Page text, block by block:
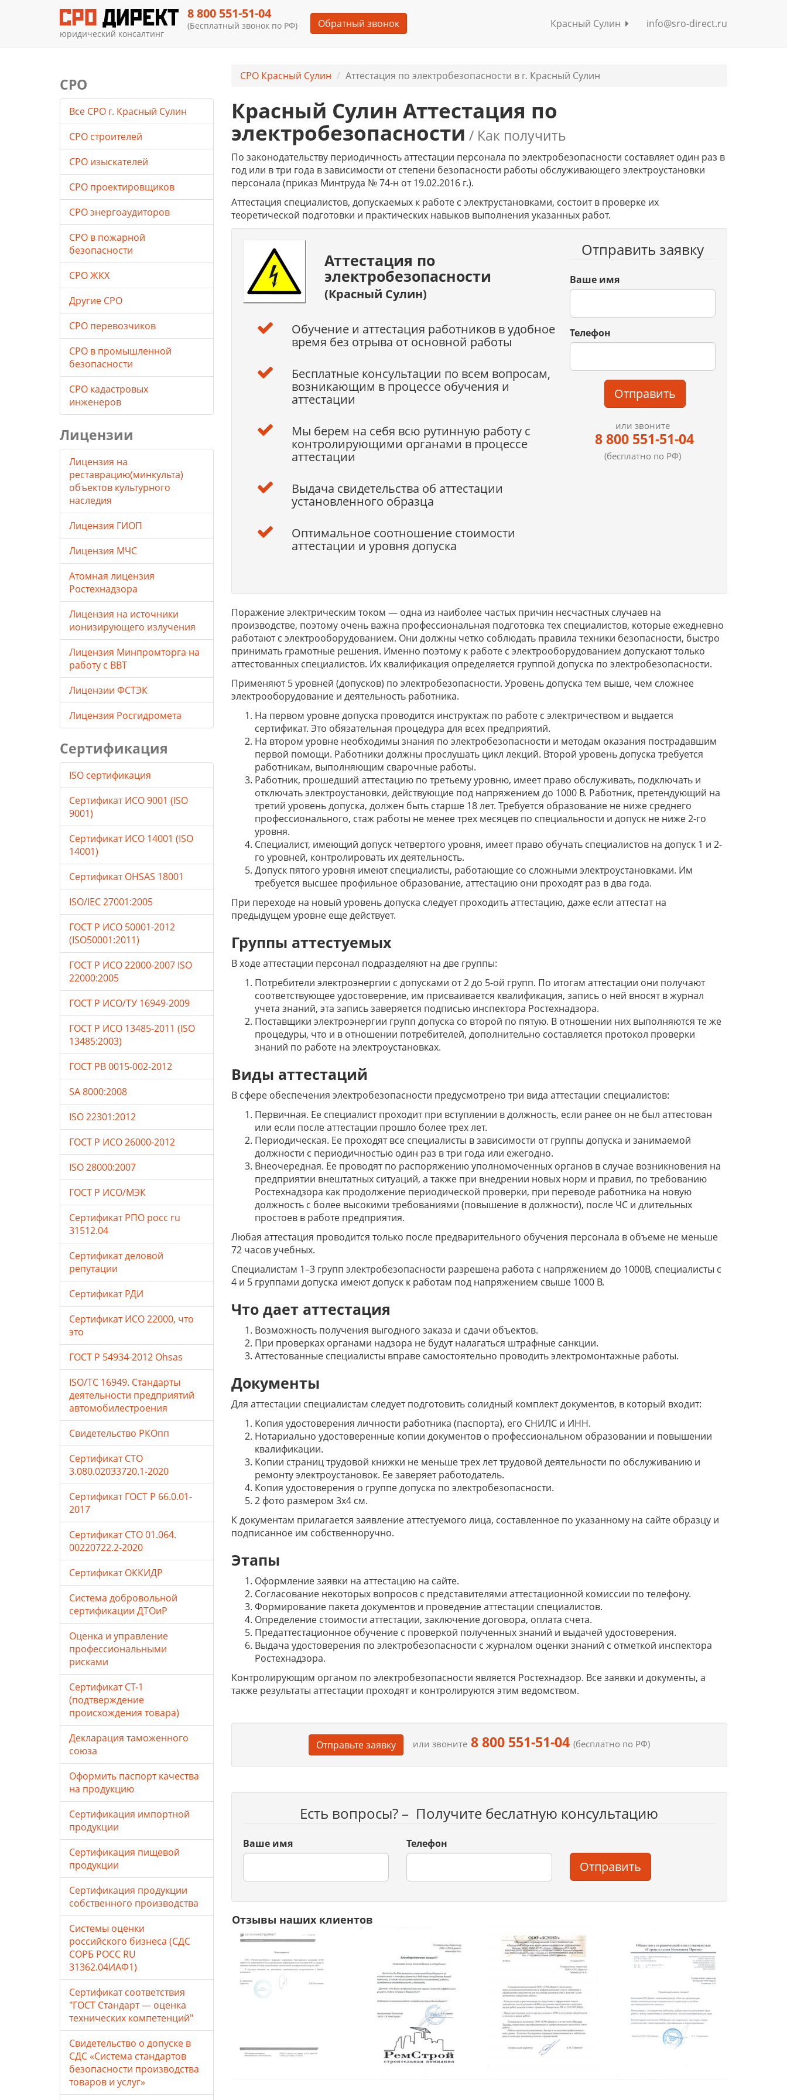
юридический консалтинг
8 800 551-51-04
(Бесплатный звонок по РФ) Обратный звонок Красный Сулин info@sro-direct.ru
СРО Красный Сулин Аттестация по электробезопасности в г. Красный Сулин
Красный Сулин Аттестация по
электробезопасности / Как получить
По законодательству периодичность аттестации персонала по электробезопасности составляет один раз в
год или в три года в зависимости от степени безопасности работы обслуживающего электроустановки
персонала (приказ Минтруда № 74-н от 19.02.2016 г.).
Аттестация специалистов, допускаемых к работе с электрустановками, состоит в проверке их
теоретической подготовки и практических навыков выполнения указанных работ.
Аттестация по
электробезопасности
(Красный Сулин)
Обучение и аттестация работников в удобное
время без отрыва от основной работы
Бесплатные консультации по всем вопросам,
возникающим в процессе обучения и
аттестации
Мы берем на себя всю рутинную работу с
контролирующими органами в процессе
аттестации
Выдача свидетельства об аттестации
установленного образца
Оптимальное соотношение стоимости
аттестации и уровня допуска
Отправить заявку
Ваше имя
Телефон
Отправить
или звоните
8 800 551-51-04
(бесплатно по РФ)
Поражение электрическим током — одна из наиболее частых причин несчастных случаев на
производстве, поэтому очень важна профессиональная подготовка тех специалистов, которые ежедневно
работают с электрооборудованием. Они должны четко соблюдать правила техники безопасности, быстро
принимать грамотные решения. Именно поэтому к работе с электрооборудованием допускают только
аттестованных специалистов. Их квалификация определяется группой допуска по электробезопасности.
Применяют 5 уровней (допусков) по электробезопасности. Уровень допуска тем выше, чем сложнее
электрооборудование и деятельность работника.
На первом уровне допуска проводится инструктаж по работе с электричеством и выдается
сертификат. Это обязательная процедура для всех предприятий.
На втором уровне необходимы знания по электробезопасности и методам оказания пострадавшим
первой помощи. Работники должны прослушать цикл лекций. Второй уровень допуска требуется
работникам, выполняющим сварочные работы.
Работник, прошедший аттестацию по третьему уровню, имеет право обслуживать, подключать и
отключать электроустановки, действующие под напряжением до 1000 В. Работник, претендующий на
третий уровень допуска, должен быть старше 18 лет. Требуется образование не ниже среднего
профессионального, стаж работы не менее трех месяцев по специальности и допуск не ниже 2-го
уровня.
Специалист, имеющий допуск четвертого уровня, имеет право обучать специалистов на допуск 1 и 2-
го уровней, контролировать их деятельность.
Допуск пятого уровня имеют специалисты, работающие со сложными электроустановками. Им
требуется высшее профильное образование, аттестацию они проходят раз в два года.
При переходе на новый уровень допуска следует проходить аттестацию, даже если аттестат на
предыдущем уровне еще действует.
Группы аттестуемых
В ходе аттестации персонал подразделяют на две группы:
Потребители электроэнергии с допусками от 2 до 5-ой групп. По итогам аттестации они получают
соответствующее удостоверение, им присваивается квалификация, запись о ней вносят в журнал
учета знаний, эта запись заверяется подписью инспектора Ростехнадзора.
Поставщики электроэнергии групп допуска со второй по пятую. В отношении них выполняются те же
процедуры, что и в отношении потребителей, дополнительно составляется протокол проверки
знаний по работе на электроустановках.
Виды аттестаций
В сфере обеспечения электробезопасности предусмотрено три вида аттестации специалистов:
Первичная. Ее специалист проходит при вступлении в должность, если ранее он не был аттестован
или если после аттестации прошло более трех лет.
Периодическая. Ее проходят все специалисты в зависимости от группы допуска и занимаемой
должности с периодичностью один раз в три года или ежегодно.
Внеочередная. Ее проводят по распоряжению уполномоченных органов в случае возникновения на
предприятии внештатных ситуаций, а также при внедрении новых норм и правил, по требованию
Ростехнадзора как продолжение периодической проверки, при переводе работника на новую
должность с более высокими требованиями (повышение в должности), после ЧС и длительных
простоев в работе предприятия.
Любая аттестация проводится только после предварительного обучения персонала в объеме не меньше
72 часов учебных.
Специалистам 1–3 групп электробезопасности разрешена работа с напряжением до 1000В, специалисты с
4 и 5 группами допуска имеют допуск к работам под напряжением свыше 1000 В.
Что дает аттестация
Возможность получения выгодного заказа и сдачи объектов.
При проверках органами надзора не будут налагаться штрафные санкции.
Аттестованные специалисты вправе самостоятельно проводить электромонтажные работы.
Документы
Для аттестации специалистам следует подготовить солидный комплект документов, в который входит:
Копия удостоверения личности работника (паспорта), его СНИЛС и ИНН.
Нотариально удостоверенные копии документов о профессиональном образовании и повышении
квалификации.
Копии страниц трудовой книжки не меньше трех лет трудовой деятельности по обслуживанию и
ремонту электроустановок. Ее заверяет работодатель.
Копия удостоверения о группе допуска по электробезопасности.
2 фото размером 3х4 см.
К документам прилагается заявление аттестуемого лица, составленное по указанному на сайте образцу и
подписанное им собственноручно.
Этапы
Оформление заявки на аттестацию на сайте.
Согласование некоторых вопросов с представителями аттестационной комиссии по телефону.
Формирование пакета документов и проведение аттестации специалистов.
Определение стоимости аттестации, заключение договора, оплата счета.
Предаттестационное обучение с проверкой полученных знаний и выдачей удостоверения.
Выдача удостоверения по электробезопасности с журналом оценки знаний с отметкой инспектора
Ростехнадзора.
Контролирующим органом по электробезопасности является Ростехнадзор. Все заявки и документы, а
также результаты аттестации проходят и контролируются этим ведомством.
Отправьте заявку или звоните8 800 551-51-04 (бесплатно по РФ)
Есть вопросы? – Получите беслатную консультацию
Ваше имя Телефон
Отправить
Отзывы наших клиентов
СРО
Все СРО г. Красный Сулин
СРО строителей
СРО изыскателей
СРО проектировщиков
СРО энергоаудиторов
СРО в пожарной
безопасности
СРО ЖКХ
Другие СРО
СРО перевозчиков
СРО в промышленной
безопасности
СРО кадастровых
инженеров
Лицензии
Лицензия на
реставрацию(минкульта)
объектов культурного
наследия
Лицензия ГИОП
Лицензия МЧС
Атомная лицензия
Ростехнадзора
Лицензия на источники
ионизирующего излучения
Лицензия Минпромторга на
работу с ВВТ
Лицензии ФСТЭК
Лицензия Росгидромета
Сертификация
ISO сертификация
Сертификат ИСО 9001 (ISO
9001)
Сертификат ИСО 14001 (ISO
14001)
Сертификат OHSAS 18001
ISO/IEC 27001:2005
ГОСТ Р ИСО 50001-2012
(ISO50001:2011)
ГОСТ Р ИСО 22000-2007 ISO
22000:2005
ГОСТ Р ИСО/ТУ 16949-2009
ГОСТ Р ИСО 13485-2011 (ISO
13485:2003)
ГОСТ РВ 0015-002-2012
SA 8000:2008
ISO 22301:2012
ГОСТ Р ИСО 26000-2012
ISO 28000:2007
ГОСТ Р ИСО/МЭК
Сертификат РПО росс ru
31512.04
Сертификат деловой
репутации
Сертификат РДИ
Сертификат ИСО 22000, что
это
ГОСТ Р 54934-2012 Ohsas
ISO/TC 16949. Стандарты
деятельности предприятий
автомобилестроения
Свидетельство РКОпп
Сертификат СТО
3.080.02033720.1-2020
Сертификат ГОСТ Р 66.0.01-
2017
Сертификат СТО 01.064.
00220722.2-2020
Сертификат ОККИДР
Система добровольной
сертификации ДТОиР
Оценка и управление
профессиональными
рисками
Сертификат СТ-1
(подтверждение
происхождения товара)
Декларация таможенного
союза
Оформить паспорт качества
на продукцию
Сертификация импортной
продукции
Сертификация пищевой
продукции
Сертификация продукции
собственного производства
Системы оценки
российского бизнеса (СДС
СОРБ РОСС RU
31362.04ИАФ1)
Сертификат соответствия
"ГОСТ Стандарт — оценка
технических компетенций"
Свидетельство о допуске в
СДС «Система стандартов
безопасности производства
товаров и услуг»